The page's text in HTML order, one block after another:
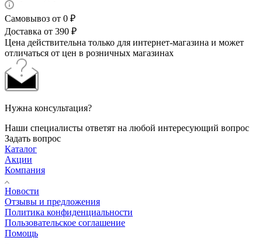
Самовывоз от 0 ₽
Доставка от 390 ₽
Цена действительна только для интернет-магазина и может
отличаться от цен в розничных магазинах
Нужна консультация?
Наши специалисты ответят на любой интересующий вопрос
Задать вопрос
Каталог
Акции
Компания
Новости
Отзывы и предложения
Политика конфиденциальности
Пользовательское соглашение
Помощь